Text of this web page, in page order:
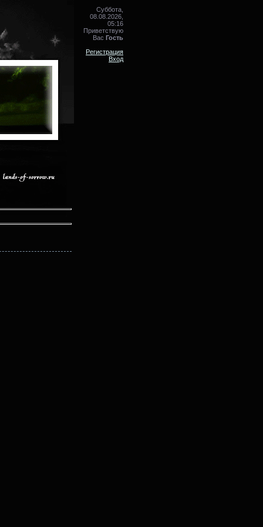
Суббота,
08.08.2026,
05:16
Приветствую
Вас Гость
Регистрация
Вход